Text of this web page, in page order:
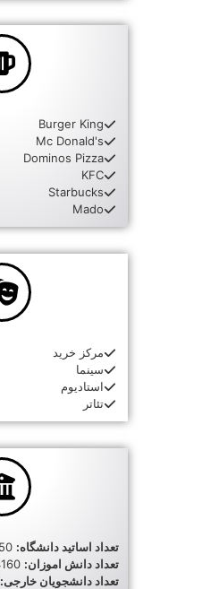
Burger King
Mc Donald's
Dominos Pizza
KFC
Starbucks
Mado
مرکز خرید
سینما
استادیوم
تئاتر
تعداد اساتید دانشگاه:
تعداد دانش اموزان:
تعداد دانشجویان خارجی: